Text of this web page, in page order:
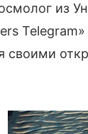
из
своими